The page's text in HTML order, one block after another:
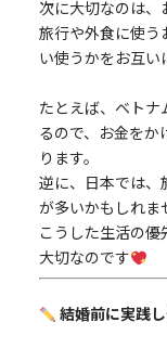
次に大切なのは、
旅行や外食に使う
い使うかをお互い
たとえば、ベト
るので、お金をか
ります。
逆に、日本では、
が多いかもしれま
こうした生活の
大切なのです
結婚前に実践